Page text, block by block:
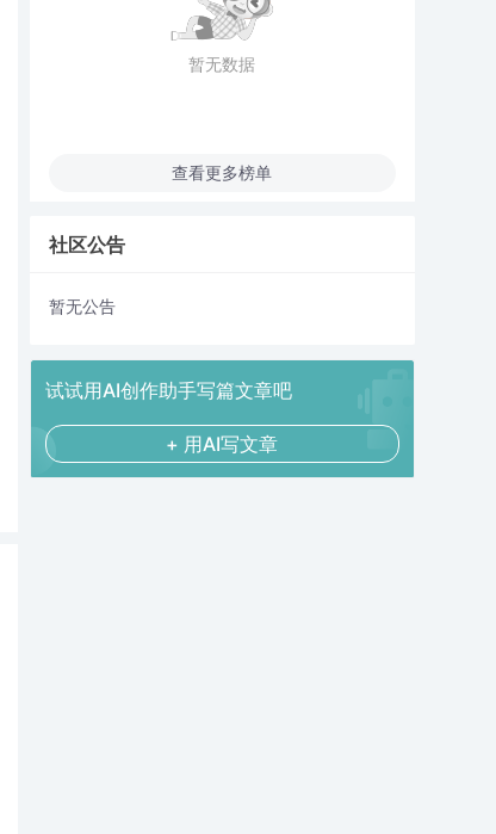
暂无数据
查看更多榜单
社区公告
暂无公告
试试用AI创作助手写篇文章吧
+ 用AI写文章